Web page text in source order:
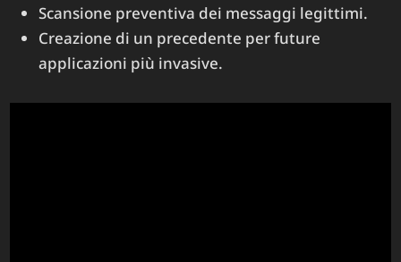
Scansione preventiva dei messaggi legittimi.
Creazione di un precedente per future
applicazioni più invasive.